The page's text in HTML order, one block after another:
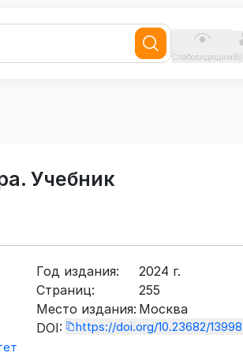
Слабовидящим
Учебник
Год издания:
2024 г.
Страниц:
255
Место издания: Москва
DOI:
https://doi.org/10.23682/